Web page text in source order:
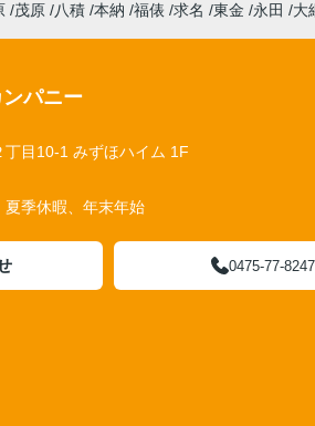
茂原 八積 本納 福俵 求名 東金 永田 大
パニー
目10-1 みずほハイム 1F
季休暇、年末年始
0475-77-8247